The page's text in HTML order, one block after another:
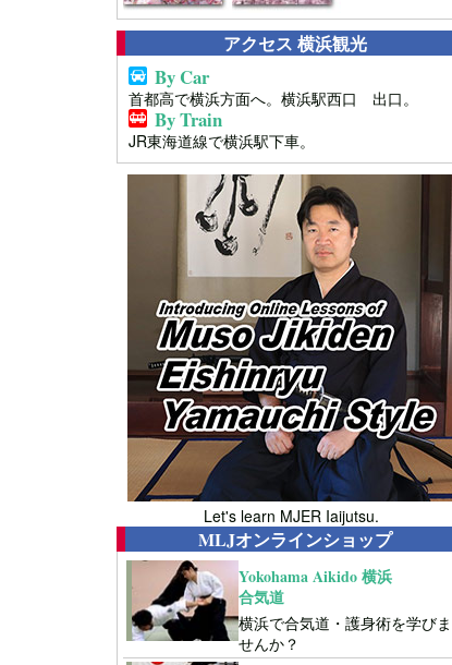
アクセス 横浜観光
By Car
首都高で横浜方面へ。横浜駅西口 出口。
By Train
JR東海道線で横浜駅下車。
Let's learn MJER Iaijutsu.
MLJオンラインショップ
Yokohama Aikido 横浜
合気道
横浜で合気道・護身術を学びま
せんか？